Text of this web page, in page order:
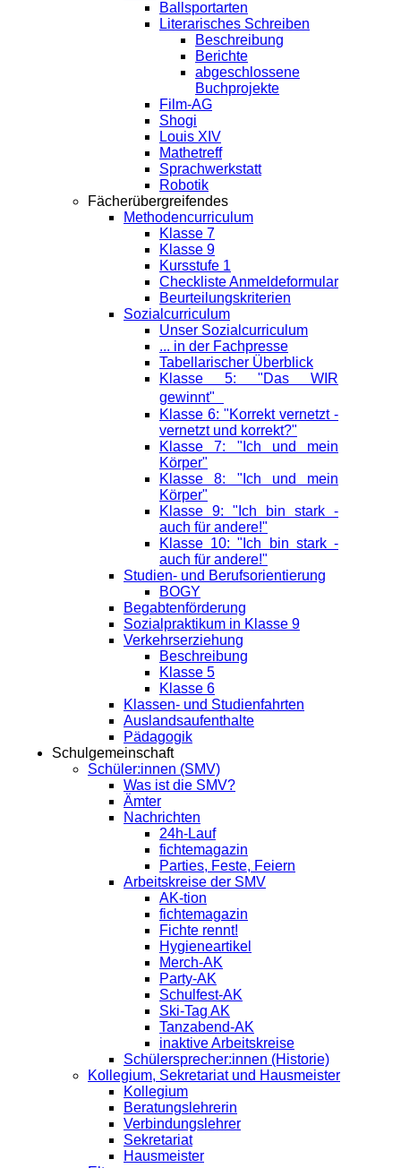
Ballsportarten
Literarisches Schreiben
Beschreibung
Berichte
abgeschlossene
Buchprojekte
Film-AG
Shogi
Louis XIV
Mathetreff
Sprachwerkstatt
Robotik
Fächerübergreifendes
Methodencurriculum
Klasse 7
Klasse 9
Kursstufe 1
Checkliste Anmeldeformular
Beurteilungskriterien
Sozialcurriculum
Unser Sozialcurriculum
... in der Fachpresse
Tabellarischer Überblick
Klasse 5: "Das WIR
gewinnt"
Klasse 6: "Korrekt vernetzt -
vernetzt und korrekt?"
Klasse 7: "Ich und mein
Körper"
Klasse 8: "Ich und mein
Körper"
Klasse 9: "Ich bin stark -
auch für andere!"
Klasse 10: "Ich bin stark -
auch für andere!"
Studien- und Berufsorientierung
BOGY
Begabtenförderung
Sozialpraktikum in Klasse 9
Verkehrserziehung
Beschreibung
Klasse 5
Klasse 6
Klassen- und Studienfahrten
Auslandsaufenthalte
Pädagogik
Schulgemeinschaft
Schüler:innen (SMV)
Was ist die SMV?
Ämter
Nachrichten
24h-Lauf
fichtemagazin
Parties, Feste, Feiern
Arbeitskreise der SMV
AK-tion
fichtemagazin
Fichte rennt!
Hygieneartikel
Merch-AK
Party-AK
Schulfest-AK
Ski-Tag AK
Tanzabend-AK
inaktive Arbeitskreise
Schülersprecher:innen (Historie)
Kollegium, Sekretariat und Hausmeister
Kollegium
Beratungslehrerin
Verbindungslehrer
Sekretariat
Hausmeister